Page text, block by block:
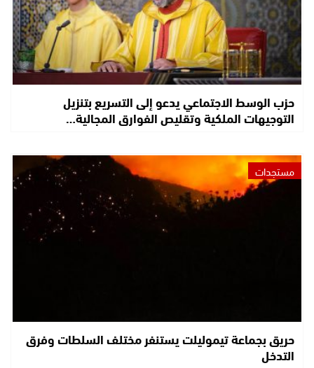
حزب الوسط الاجتماعي يدعو إلى التسريع بتنزيل
التوجيهات الملكية وتقليص الفوارق المجالية…
مستجدات
حريق بجماعة تيموليلت يستنفر مختلف السلطات وفرق
التدخل